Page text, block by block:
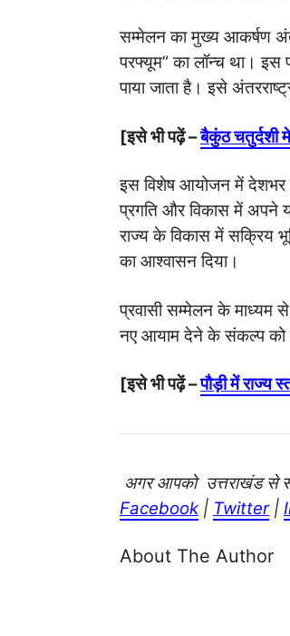
सम्मेलन का मुख्य आकर्षण
परफ्यूम” का लॉन्च था। इस
पाया जाता है। इसे
[इसे भी पढ़ें –बैकुंठ चतुर्दशी
इस विशेष आयोजन में देशभर के
प्रगति और विकास में अपने
राज्य के विकास में सक्रिय
का आश्वासन दिया।
प्रवासी सम्मेलन के माध्यम
नए आयाम देने के संकल्प को
[इसे भी पढ़ें –पौड़ी में राज्य
अगर आपको उत्तराखंड से
Facebook | Twitter|
About The Author